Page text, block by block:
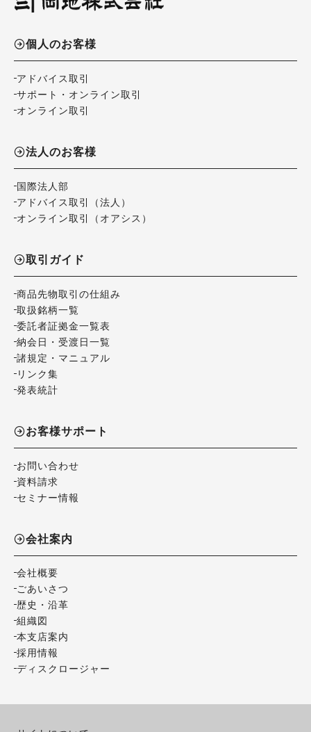
個人のお客様
アドバイス取引
サポート・オンライン取引
オンライン取引
法人のお客様
国際法人部
アドバイス取引（法人）
オンライン取引（オアシス）
取引ガイド
商品先物取引の仕組み
取扱銘柄一覧
委託者証拠金一覧表
納会日・受渡日一覧
諸規定・マニュアル
リンク集
発表統計
お客様サポート
お問い合わせ
資料請求
セミナー情報
会社案内
会社概要
ごあいさつ
歴史・沿革
組織図
本支店案内
採用情報
ディスクロージャー